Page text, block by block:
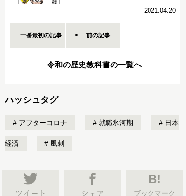
2021.04.20
一番最初の記事 前の記事
令和の歴史教科書の一覧へ
ハッシュタグ
アフターコロナ 就職氷河期 日本
経済 風刺
B!
ブックマーク